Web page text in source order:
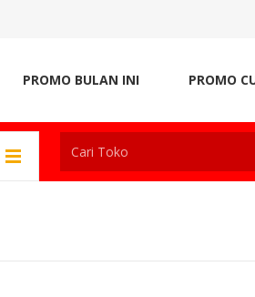
PROMO BULAN INI PROMO